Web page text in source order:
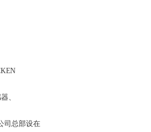
、
司总部设在